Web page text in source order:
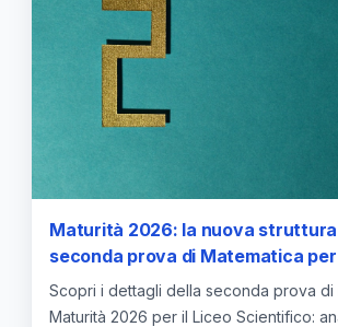
Maturità 2026: la nuova
seconda prova di Matematica
Scientifico tra modellistica reale
classica
Scopri i dettagli della seconda prova di
Maturità 2026 per il Liceo Scientifico: